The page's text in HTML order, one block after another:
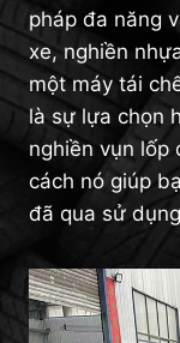
pháp đa năng
xe, nghiền
một máy tái
là sự lựa chọn
nghiền vụn lốp
cách nó giúp
đã qua sử